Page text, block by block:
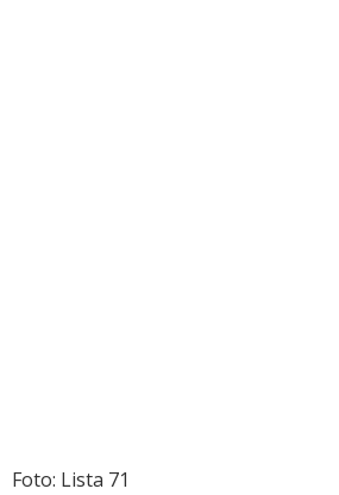
Foto: Lista 71